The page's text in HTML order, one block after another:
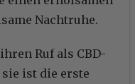
Nachtruhe.
Ruf als CBD-
ist die erste